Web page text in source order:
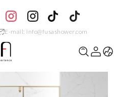
E-mail: info@fusashower.com